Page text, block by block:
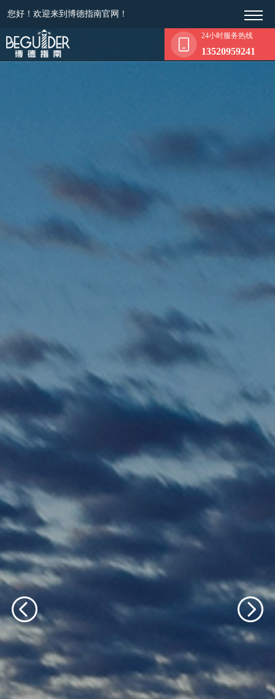
您好！欢迎来到博德指南官网！
24小时服务热线
13520959241
轮播文字内容